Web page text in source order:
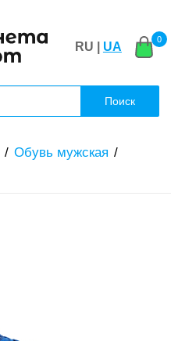
RU | UA
0
Поиск
Обувь мужская